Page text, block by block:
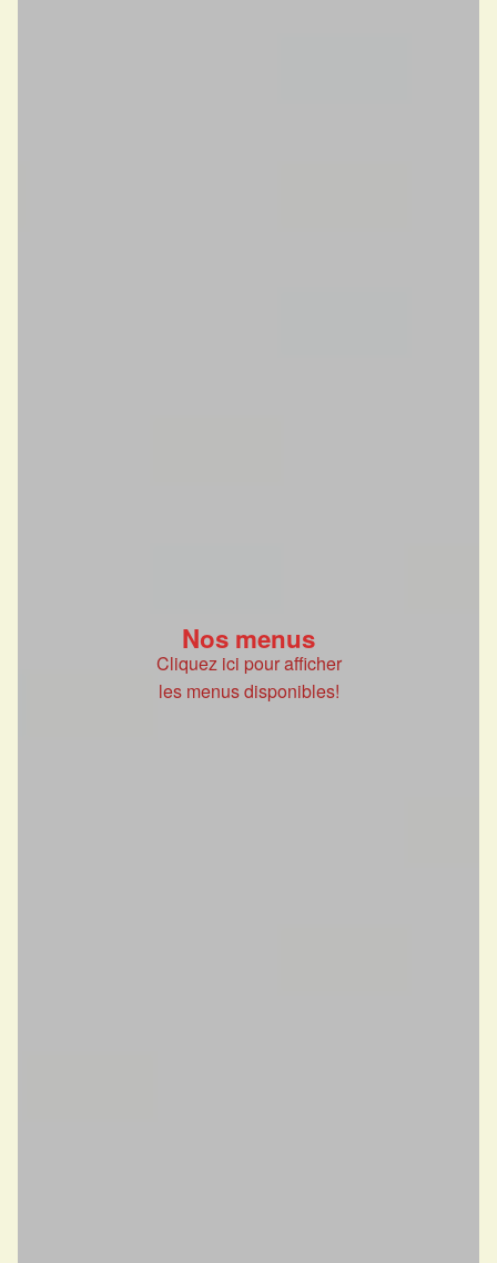
Nos menus
Cliquez ici pour afficher
les menus disponibles!